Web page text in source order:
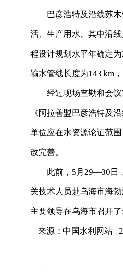
巴彦浩特及沿线苏木
活、生产用水。其中沿
程设计规划水平年确定
输水管线长度为143 km
经过现场查勘和会议
《阿拉善盟巴彦浩特及
单位应在水资源论证范
改完善。
此前，5月29—30日，
关技术人员赴乌海市海
主要领导在乌海市召开
来源：中国水利网站